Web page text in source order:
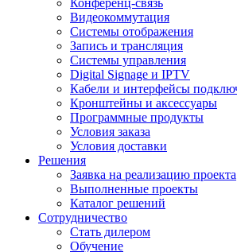
Конференц-связь
Видеокоммутация
Системы отображения
Запись и трансляция
Системы управления
Digital Signage и IPTV
Кабели и интерфейсы
Кронштейны и аксессуары
Программные продукты
Условия заказа
Условия доставки
Решения
Заявка на реализацию проекта
Выполненные проекты
Каталог решений
Сотрудничество
Стать дилером
Обучение